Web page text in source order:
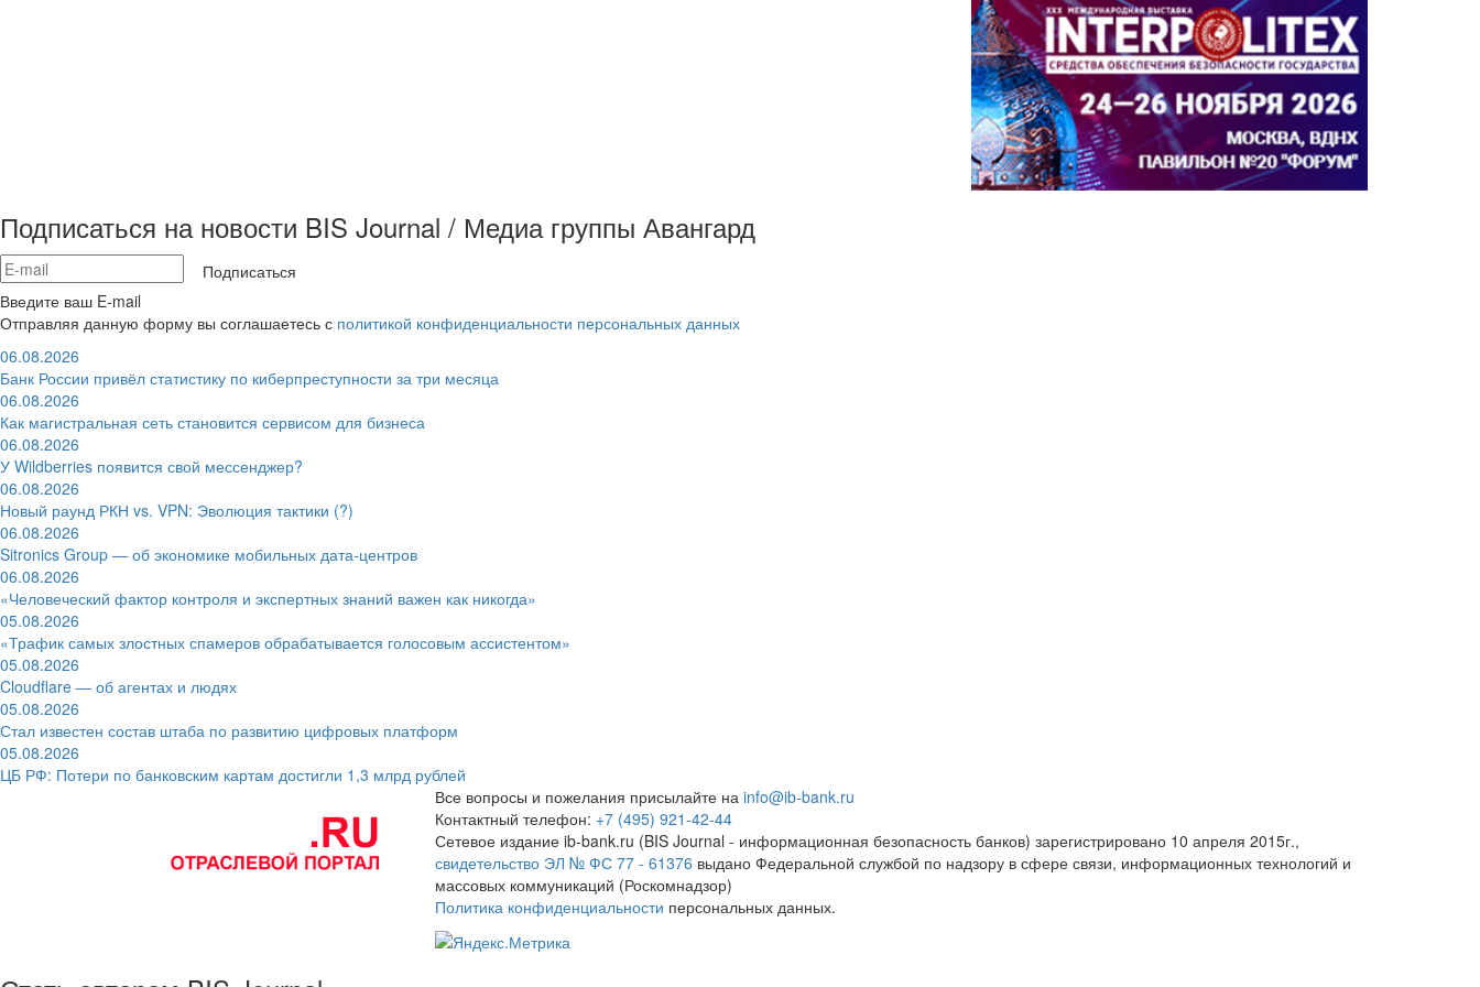
Подписаться на новости BIS Journal / Медиа группы Авангард
Подписаться
Введите ваш E-mail
Отправляя данную форму вы соглашаетесь с политикой конфиденциальности персональных данных
06.08.2026
Банк России привёл статистику по киберпреступности за три месяца
06.08.2026
Как магистральная сеть становится сервисом для бизнеса
06.08.2026
У Wildberries появится свой мессенджер?
06.08.2026
Новый раунд РКН vs. VPN: Эволюция тактики (?)
06.08.2026
Sitronics Group — об экономике мобильных дата-центров
06.08.2026
«Человеческий фактор контроля и экспертных знаний важен как никогда»
05.08.2026
«Трафик самых злостных спамеров обрабатывается голосовым ассистентом»
05.08.2026
Cloudflare — об агентах и людях
05.08.2026
Стал известен состав штаба по развитию цифровых платформ
05.08.2026
ЦБ РФ: Потери по банковским картам достигли 1,3 млрд рублей
Все вопросы и пожелания присылайте на info@ib-bank.ru
Контактный телефон: +7 (495) 921-42-44
Сетевое издание ib-bank.ru (BIS Journal - информационная безопасность банков) зарегистрировано 10 апреля 2015г.,
свидетельство ЭЛ № ФС 77 - 61376 выдано Федеральной службой по надзору в сфере связи, информационных технологий и
массовых коммуникаций (Роскомнадзор)
Политика конфиденциальности персональных данных.